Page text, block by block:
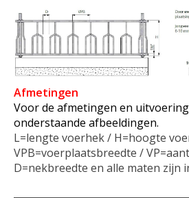
Afmetingen
Voor de afmetingen en
onderstaande afbeeldingen.
L=lengte voerhek / H=hoogte
VPB=voerplaatsbreedte /
D=nekbreedte en alle maten zijn